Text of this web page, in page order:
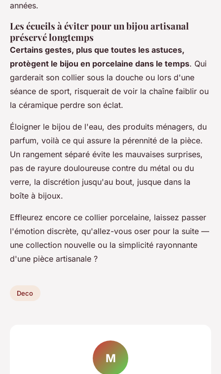
années.
Les écueils à éviter pour un bijou artisanal
préservé longtemps
Certains gestes, plus que toutes les astuces,
protègent le bijou en porcelaine dans le temps. Qui
garderait son collier sous la douche ou lors d'une
séance de sport, risquerait de voir la chaîne faiblir ou
la céramique perdre son éclat.
Éloigner le bijou de l'eau, des produits ménagers, du
parfum, voilà ce qui assure la pérennité de la pièce.
Un rangement séparé évite les mauvaises surprises,
pas de rayure douloureuse contre du métal ou du
verre, la discrétion jusqu'au bout, jusque dans la
boîte à bijoux.
Effleurez encore ce collier porcelaine, laissez passer
l'émotion discrète, qu'allez-vous oser pour la suite —
une collection nouvelle ou la simplicité rayonnante
d'une pièce artisanale ?
Deco
M